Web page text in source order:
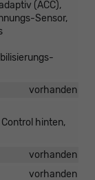
(ACC),
Sensor,
vorhanden
hinten,
vorhanden
vorhanden